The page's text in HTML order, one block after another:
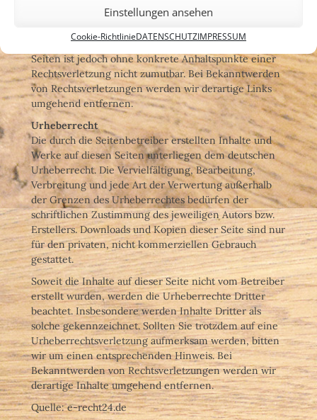
Einstellungen ansehen
Cookie-RichtlinieDATENSCHUTZIMPRESSUM
Inhalte waren zum Zeitpunkt der Verlinkung nicht
Eine permanente inhaltliche Kontrolle der verlinkten
Seiten ist jedoch ohne konkrete Anhaltspunkte einer
Rechtsverletzung nicht zumutbar. Bei Bekanntwerden
von Rechtsverletzungen werden wir derartige Links
umgehend entfernen.
Urheberrecht
Die durch die Seitenbetreiber erstellten Inhalte und
Werke auf diesen Seiten unterliegen dem deutschen
Urheberrecht. Die Vervielfältigung, Bearbeitung,
Verbreitung und jede Art der Verwertung außerhalb
der Grenzen des Urheberrechtes bedürfen der
schriftlichen Zustimmung des jeweiligen Autors bzw.
Erstellers. Downloads und Kopien dieser Seite sind nur
für den privaten, nicht kommerziellen Gebrauch
gestattet.
Soweit die Inhalte auf dieser Seite nicht vom Betreiber
erstellt wurden, werden die Urheberrechte Dritter
beachtet. Insbesondere werden Inhalte Dritter als
solche gekennzeichnet. Sollten Sie trotzdem auf eine
Urheberrechtsverletzung aufmerksam werden, bitten
wir um einen entsprechenden Hinweis. Bei
Bekanntwerden von Rechtsverletzungen werden wir
derartige Inhalte umgehend entfernen.
Quelle: e-recht24.de